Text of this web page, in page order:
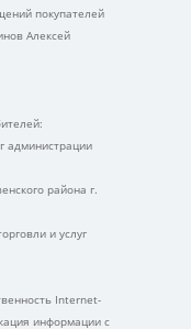
покупателей
Алексей
администрации
района г.
и услуг
Internet-
информации с